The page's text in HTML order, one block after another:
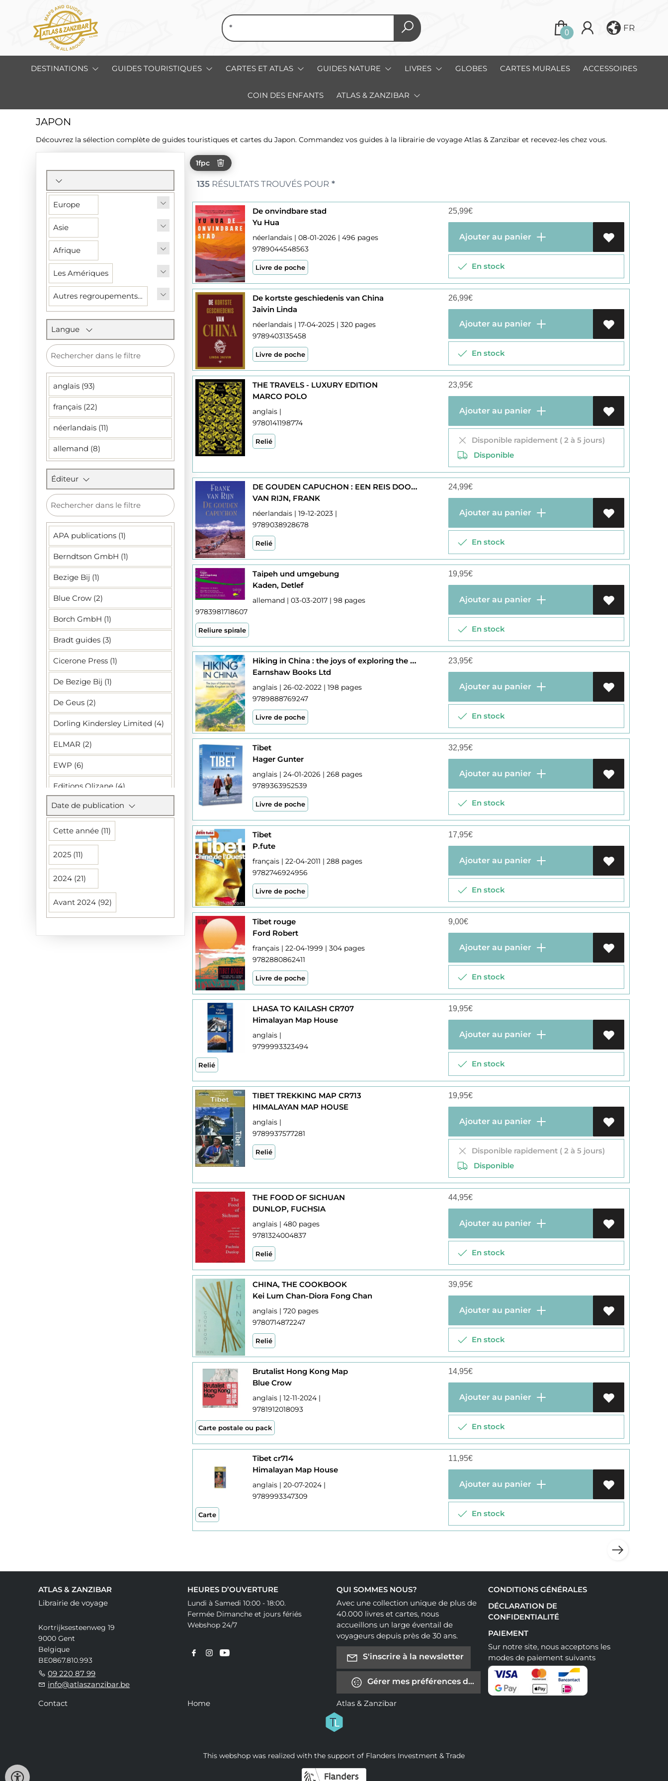
0 FR
DESTINATIONS GUIDES TOURISTIQUES CARTES ET ATLAS GUIDES NATURE LIVRES GLOBES CARTES MURALES ACCESSOIRES
COIN DES ENFANTS ATLAS & ZANZIBAR
JAPON
Découvrez la sélection complète de guides touristiques et cartes du Japon. Commandez vos guides à la librairie de voyage Atlas & Zanzibar et recevez-les chez vous.
des
filtres
Europe
Asie
Afrique
Les Amériques
Autres regroupements géographiques (océans et mers), historiques, politiques, etc.
Langue
anglais (93)
français (22)
néerlandais (11)
allemand (8)
Éditeur
APA publications (1)
Berndtson GmbH (1)
Bezige Bij (1)
Blue Crow (2)
Borch GmbH (1)
Bradt guides (3)
Cicerone Press (1)
De Bezige Bij (1)
De Geus (2)
Dorling Kindersley Limited (4)
ELMAR (2)
EWP (6)
Editions Olizane (4)
Gallimard (1)
Gardners (2)
Gizimap (11)
Gottmer Uitgevers Groep (1)
HIMALAYAN MAPHOUSE (3)
Date de publication
Cette année (11)
2025 (11)
2024 (21)
Avant 2024 (92)
1fpc
135 RÉSULTATS TROUVÉS POUR *
De onvindbare stad
Yu Hua
néerlandais | 08-01-2026 | 496 pages
9789044548563
Livre de poche
25,99€
Ajouter au panier
En stock
De kortste geschiedenis van China
Jaivin Linda
néerlandais | 17-04-2025 | 320 pages
9789403135458
Livre de poche
26,99€
Ajouter au panier
En stock
THE TRAVELS - LUXURY EDITION
MARCO POLO
anglais |
9780141198774
Relié
23,95€
Ajouter au panier
Disponible rapidement ( 2 à 5 jours)
Disponible
DE GOUDEN CAPUCHON : EEN REIS DOOR KIRGIZSTAN, WEST-CHINA EN TIBET
VAN RIJN, FRANK
néerlandais | 19-12-2023 |
9789038928678
Relié
24,99€
Ajouter au panier
En stock
Taipeh und umgebung
Kaden, Detlef
allemand | 03-03-2017 | 98 pages
9783981718607
Reliure spirale
19,95€
Ajouter au panier
En stock
Hiking in China : the joys of exploring the middle kingdom on foot
Earnshaw Books Ltd
anglais | 26-02-2022 | 198 pages
9789888769247
Livre de poche
23,95€
Ajouter au panier
En stock
Tibet
Hager Gunter
anglais | 24-01-2026 | 268 pages
9789363952539
Livre de poche
32,95€
Ajouter au panier
En stock
Tibet
P.fute
français | 22-04-2011 | 288 pages
9782746924956
Livre de poche
17,95€
Ajouter au panier
En stock
Tibet rouge
Ford Robert
français | 22-04-1999 | 304 pages
9782880862411
Livre de poche
9,00€
Ajouter au panier
En stock
LHASA TO KAILASH CR707
Himalayan Map House
anglais |
9799993323494
Relié
19,95€
Ajouter au panier
En stock
TIBET TREKKING MAP CR713
HIMALAYAN MAP HOUSE
anglais |
9789937577281
Relié
19,95€
Ajouter au panier
Disponible rapidement ( 2 à 5 jours)
Disponible
THE FOOD OF SICHUAN
DUNLOP, FUCHSIA
anglais | 480 pages
9781324004837
Relié
44,95€
Ajouter au panier
En stock
CHINA, THE COOKBOOK
Kei Lum Chan-Diora Fong Chan
anglais | 720 pages
9780714872247
Relié
39,95€
Ajouter au panier
En stock
Brutalist Hong Kong Map
Blue Crow
anglais | 12-11-2024 |
9781912018093
Carte postale ou pack
14,95€
Ajouter au panier
En stock
Tibet cr714
Himalayan Map House
anglais | 20-07-2024 |
9789993347309
Carte
11,95€
Ajouter au panier
En stock
ATLAS & ZANZIBAR
Librairie de voyage
Kortrijksesteenweg 19
9000 Gent
Belgique
BE0867.810.993
09 220 87 99
info@atlaszanzibar.be
HEURES D’OUVERTURE
Lundi à Samedi 10:00 - 18:00.
Fermée Dimanche et jours fériés
Webshop 24/7
QUI SOMMES NOUS?
Avec une collection unique de plus de
40.000 livres et cartes, nous
accueillons un large éventail de
voyageurs depuis près de 30 ans.
S'inscrire à la newsletter
Gérer mes préférences de cookies
CONDITIONS GÉNÉRALES
DÉCLARATION DE
CONFIDENTIALITÉ
PAIEMENT
Sur notre site, nous acceptons les
modes de paiement suivants
Contact Home Atlas & Zanzibar
This webshop was realized with the support of Flanders Investment & Trade